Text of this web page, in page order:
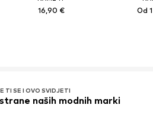
16,90 € Od
TI SE I OVO SVIDJETI
naših modnih marki